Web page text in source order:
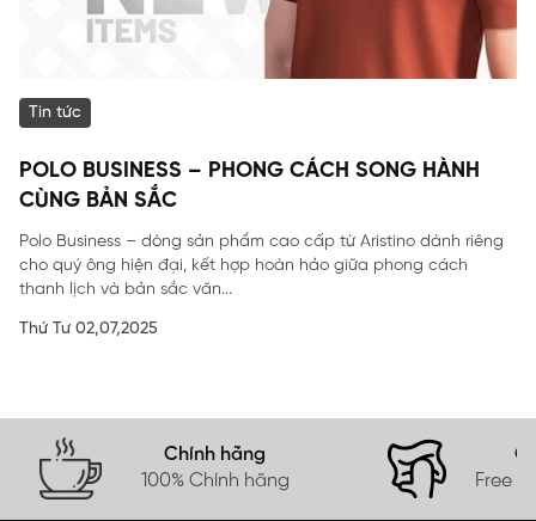
Tin tức
POLO BUSINESS – PHONG CÁCH SONG HÀNH
CÙNG BẢN SẮC
Polo Business – dòng sản phẩm cao cấp từ Aristino dành riêng
cho quý ông hiện đại, kết hợp hoàn hảo giữa phong cách
thanh lịch và bản sắc văn...
Thứ Tư 02,07,2025
Chính hãng
100% Chính hãng
Free